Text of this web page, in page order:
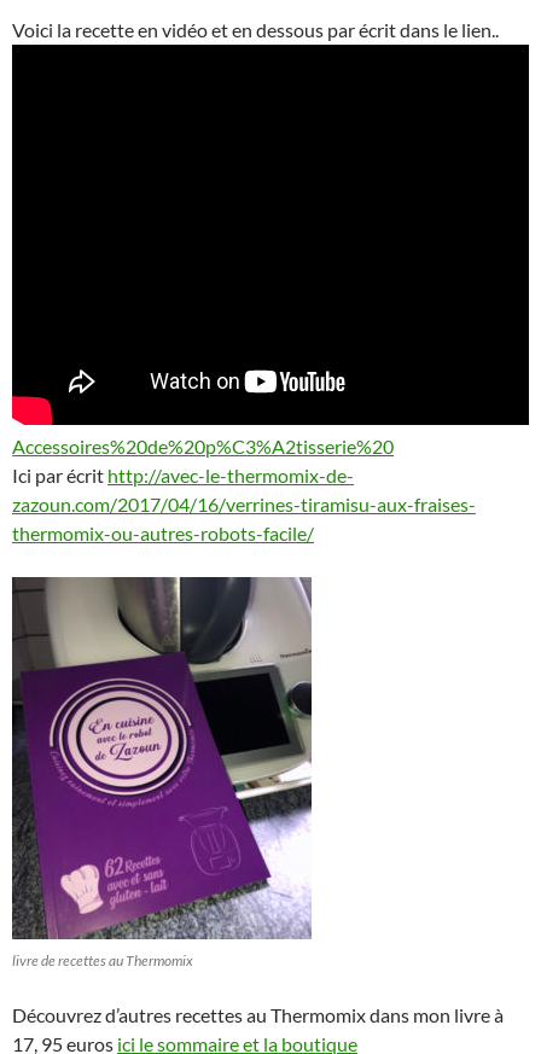
Voici la recette en vidéo et en dessous par écrit dans le lien..
Accessoires%20de%20p%C3%A2tisserie%20
Ici par écrit http://avec-le-thermomix-de-
zazoun.com/2017/04/16/verrines-tiramisu-aux-fraises-
thermomix-ou-autres-robots-facile/
livre de recettes au Thermomix
Découvrez d’autres recettes au Thermomix dans mon livre à
17, 95 euros ici le sommaire et la boutique